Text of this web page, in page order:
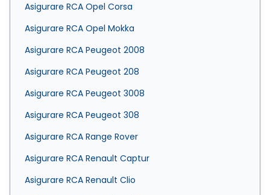
Asigurare RCA Opel Corsa
Asigurare RCA Opel Mokka
Asigurare RCA Peugeot 2008
Asigurare RCA Peugeot 208
Asigurare RCA Peugeot 3008
Asigurare RCA Peugeot 308
Asigurare RCA Range Rover
Asigurare RCA Renault Captur
Asigurare RCA Renault Clio